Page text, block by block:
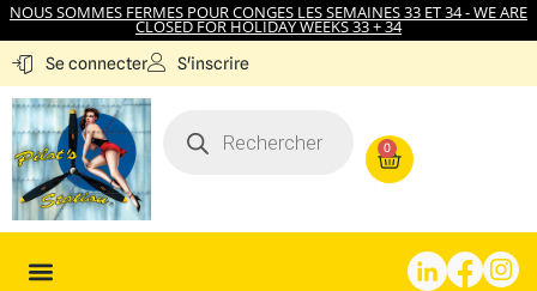
NOUS SOMMES FERMES POUR CONGES LES SEMAINES 33 ET 34 - WE ARE
CLOSED FOR HOLIDAY WEEKS 33 + 34
Se connecter S'inscrire
0